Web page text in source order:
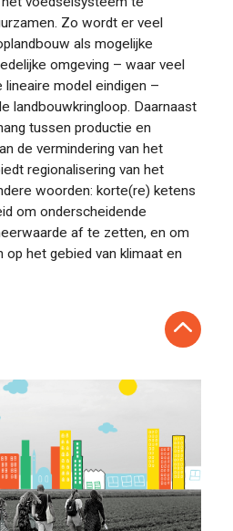
Zo wordt er veel
als mogelijke
omgeving – waar veel
lineaire model eindigen –
landbouwkringloop. Daarnaast
tussen productie en
de vermindering van het
regionalisering van het
woorden: korte(re) ketens
om onderscheidende
af te zetten, en om
op het gebied van klimaat en